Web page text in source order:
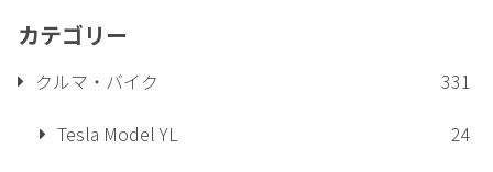
カテゴリー
クルマ・バイク
331
Tesla Model YL
24